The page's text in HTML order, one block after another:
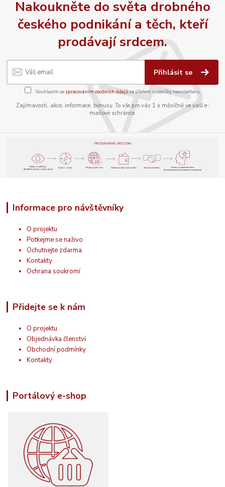
Nakoukněte do světa drobného
českého podnikání a těch, kteří
prodávají srdcem.
Přihlásit se
Souhlasím se zpracováním osobních údajůza účelem rozesílky newsletteru.
Zajímavosti, akce, informace, bonusy. To vše pro vás 1 x měsíčně ve vaší e-
mailové schránce.
Informace pro návštěvníky
O projektu
Potkejme se naživo
Ochutnejte zdarma
Kontakty
Ochrana soukromí
Přidejte se k nám
O projektu
Objednávka členství
Obchodní podmínky
Kontakty
Portálový e-shop